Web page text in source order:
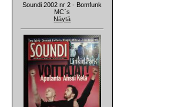
Soundi 2002 nr 2 - Bomfunk
MC`s
Näytä